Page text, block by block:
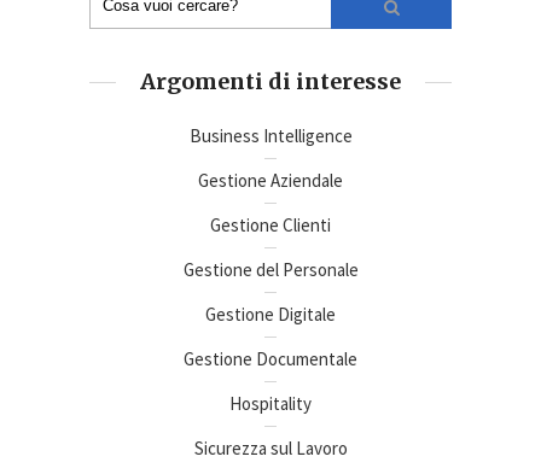
Argomenti di interesse
Business Intelligence
Gestione Aziendale
Gestione Clienti
Gestione del Personale
Gestione Digitale
Gestione Documentale
Hospitality
Sicurezza sul Lavoro